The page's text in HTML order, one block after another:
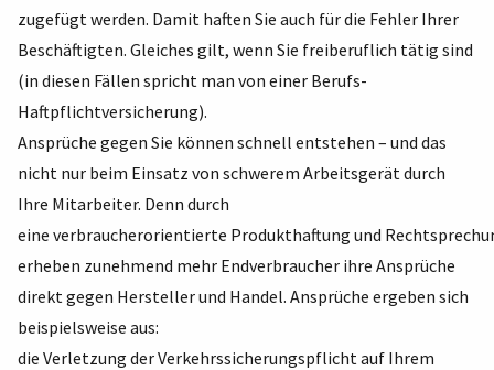
zugefügt werden. Damit haften Sie auch für die Fehler Ihrer
Beschäftigten. Gleiches gilt, wenn Sie freiberuflich tätig sind
(in diesen Fällen spricht man von einer Berufs-
Haftpflichtversicherung).
Ansprüche gegen Sie können schnell entstehen – und das
nicht nur beim Einsatz von schwerem Arbeitsgerät durch
Ihre Mitarbeiter. Denn durch
eine verbraucherorientierte Produkthaftung und
erheben zunehmend mehr Endverbraucher ihre Ansprüche
direkt gegen Hersteller und Handel. Ansprüche ergeben sich
beispielsweise aus:
die Verletzung der Verkehrssicherungspflicht auf Ihrem